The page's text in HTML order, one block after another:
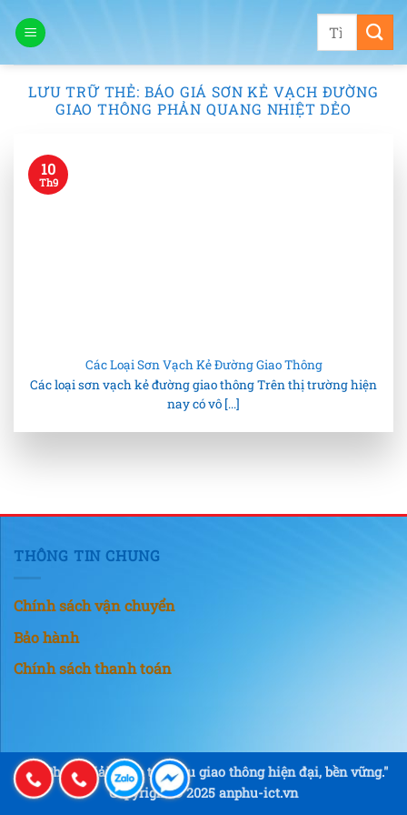
qua
Tìm
LƯU TRỮ THẺ: BÁO GIÁ SƠN KẺ VẠCH ĐƯỜNG
GIAO THÔNG PHẢN QUANG NHIỆT DẺO
Các Loại Sơn Vạch Kẻ Đường Giao Thông
Các loại sơn vạch kẻ đường giao thông Trên thị trường hiện
nay có vô [...]
10
Th9
THÔNG TIN CHUNG
Chính sách vận chuyển
Bảo hành
Chính sách thanh toán
"An Phú – Giải pháp tín hiệu giao thông hiện đại, bền vững."
Copyright © 2025 anphu-ict.vn